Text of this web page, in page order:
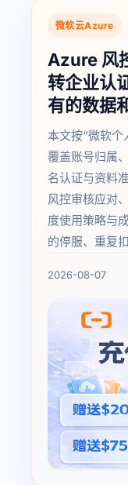
微软云Azure
Azure 风
转企业认
有的数据
本文按“微软个
覆盖账号归属
名认证与资料
风控审核应对
度使用策略与
的停服、重复
2026-08-07